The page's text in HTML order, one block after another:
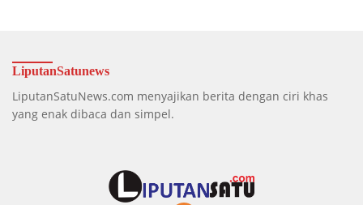
LiputanSatunews
LiputanSatuNews.com menyajikan berita dengan ciri khas
yang enak dibaca dan simpel.